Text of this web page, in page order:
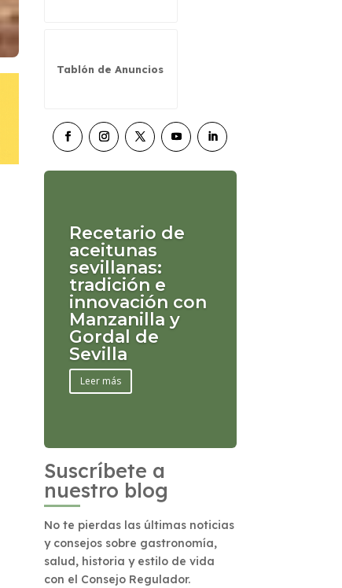
Tablón de Anuncios
Recetario de
aceitunas
sevillanas:
tradición e
innovación con
Manzanilla y
Gordal de
Sevilla
Leer más
Suscríbete a
nuestro blog
No te pierdas las últimas noticias
y consejos sobre gastronomía,
salud, historia y estilo de vida
con el Consejo Regulador.